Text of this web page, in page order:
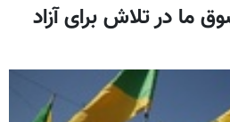
ما در تلاش برای آزاد